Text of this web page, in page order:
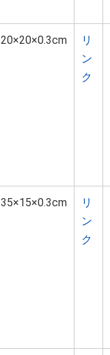
20×20×0.3cm
リ
ン
ク
35×15×0.3cm
リ
ン
ク